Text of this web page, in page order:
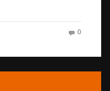
0